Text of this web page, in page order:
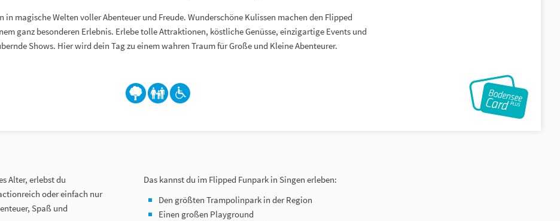
in magische Welten voller Abenteuer und Freude. Wunderschöne Kulissen machen den Flipped
ganz besonderen Erlebnis. Erlebe tolle Attraktionen, köstliche Genüsse, einzigartige Events und
Shows. Hier wird dein Tag zu einem wahren Traum für Große und Kleine Abenteurer.
Alter, erlebst du
oder einfach nur
Spaß und
Das kannst du im Flipped Funpark in Singen erleben:
Den größten Trampolinpark in der Region
Einen großen Playground